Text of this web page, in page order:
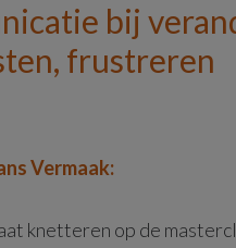
bij
frustreren
Vermaak:
knetteren op de